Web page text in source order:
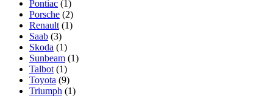
Pontiac (1)
Porsche (2)
Renault (1)
Saab (3)
Skoda (1)
Sunbeam (1)
Talbot (1)
Toyota (9)
Triumph (1)